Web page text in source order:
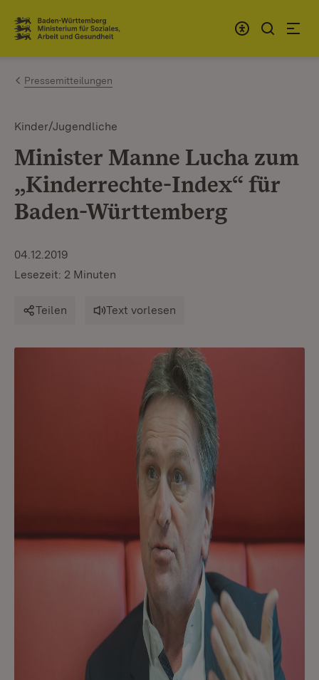
Zum Inhalt springen
Link zur Startseite
Pressemitteilungen
Kinder/Jugendliche
Minister Manne Lucha zum
„Kinderrechte-Index“ für
Baden-Württemberg
04.12.2019
Lesezeit: 2 Minuten
Teilen Text vorlesen